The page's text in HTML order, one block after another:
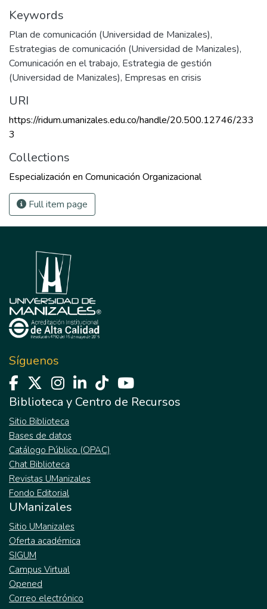
Keywords
Plan de comunicación (Universidad de Manizales),
Estrategias de comunicación (Universidad de Manizales),
Comunicación en el trabajo, Estrategia de gestión
(Universidad de Manizales), Empresas en crisis
URI
https://ridum.umanizales.edu.co/handle/20.500.12746/233
3
Collections
Especialización en Comunicación Organizacional
Full item page
Síguenos
Biblioteca y Centro de Recursos
Sitio Biblioteca
Bases de datos
Catálogo Público (OPAC)
Chat Biblioteca
Revistas UManizales
Fondo Editorial
UManizales
Sitio UManizales
Oferta académica
SIGUM
Campus Virtual
Opened
Correo electrónico